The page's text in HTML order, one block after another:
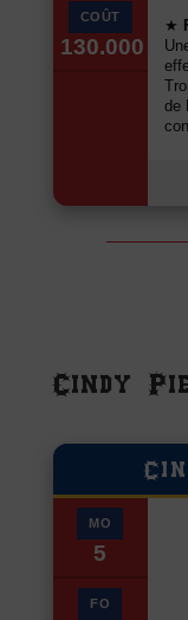
COÛT
130.000
★
de
Cindy
MO
5
FO